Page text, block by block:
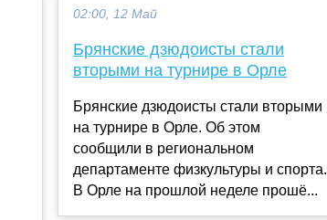
02:00, 12 Май
Брянские дзюдоисты стали
вторыми на турнире в Орле
Брянские дзюдоисты стали вторыми
на турнире в Орле. Об этом
сообщили в региональном
департаменте физкультуры и спорта.
В Орле на прошлой неделе прошё...